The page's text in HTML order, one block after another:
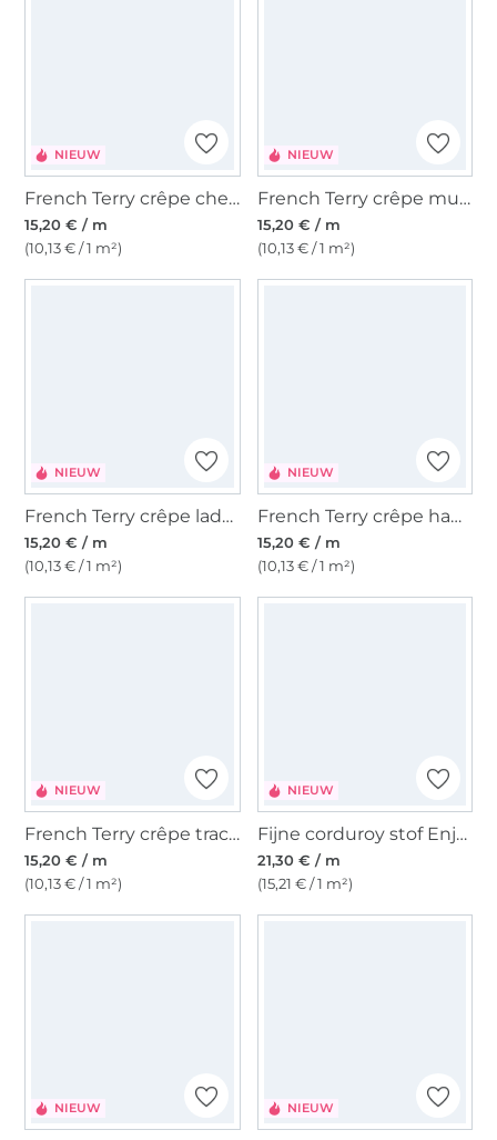
NIEUW
French Terry crêpe cheeky fox, lichtolijfgroen
15,20 € / m
(10,13 € / 1 m²)
NIEUW
French Terry crêpe mushrooms, beige
15,20 € / m
(10,13 € / 1 m²)
NIEUW
French Terry crêpe ladybug, beige
15,20 € / m
(10,13 € / 1 m²)
NIEUW
French Terry crêpe happy dogs, beige
15,20 € / m
(10,13 € / 1 m²)
NIEUW
French Terry crêpe tractor, beige
15,20 € / m
(10,13 € / 1 m²)
NIEUW
Fijne corduroy stof Enjoy paisley leaves, olijfgroen
21,30 € / m
(15,21 € / 1 m²)
NIEUW NIEUW